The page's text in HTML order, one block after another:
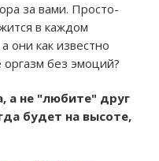
за вами. Просто-
в каждом
они как известно
без эмоций?
а не "любите" друг
будет на высоте,